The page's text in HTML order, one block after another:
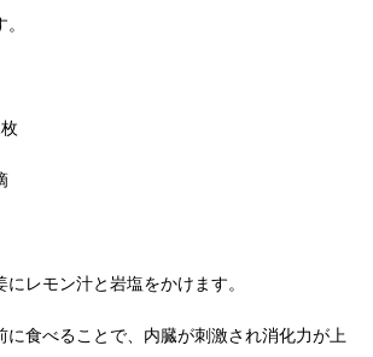
レモン汁と岩塩をかけます。
に食べることで、内臓が刺激され消化力が上